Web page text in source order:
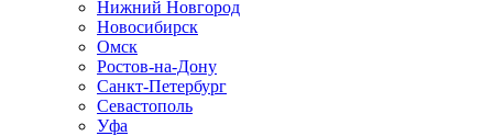
Нижний Новгород
Новосибирск
Омск
Ростов-на-Дону
Санкт-Петербург
Севастополь
Уфа